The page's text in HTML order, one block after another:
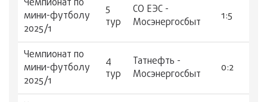
Чемпионат по
мини-футболу
2025/1
5
тур
СО ЕЭС -
Мосэнергосбыт
1:5
Чемпионат по
мини-футболу
2025/1
4
тур
Татнефть -
Мосэнергосбыт
0:2